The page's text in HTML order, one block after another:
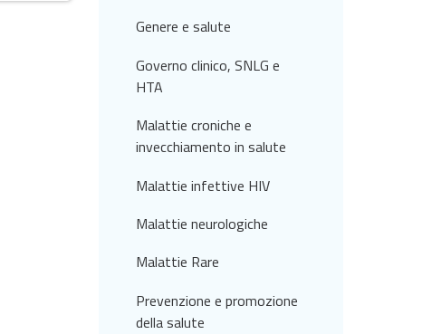
Genere e salute
Governo clinico, SNLG e
HTA
Malattie croniche e
invecchiamento in salute
Malattie infettive HIV
Malattie neurologiche
Malattie Rare
Prevenzione e promozione
della salute